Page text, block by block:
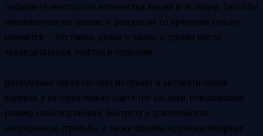
лабиринте некоторого количества вещей или людей. Способы
перемещения по уровню и декорации со временем сильно
меняются — лестницы, двери и лианы уступают место
телепортаторам, лифтам и поручням.
Вооружение героя состоит из гранат и автоматической
веревки, к которой можно найти три насадки, повышающие
размер зоны поражения, быстроту и длительность
непрерывной стрельбы, а также обоймы крупнокалиберных